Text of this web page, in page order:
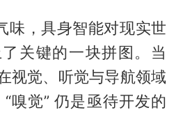
味，具身智能对现实世
关键的一块拼图。当
视觉、听觉与导航领域
嗅觉” 仍是亟待开发的